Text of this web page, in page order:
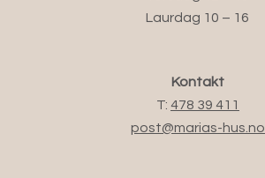
Laurdag 10 – 16
Kontakt
T: 478 39 411
post@marias-hus.no